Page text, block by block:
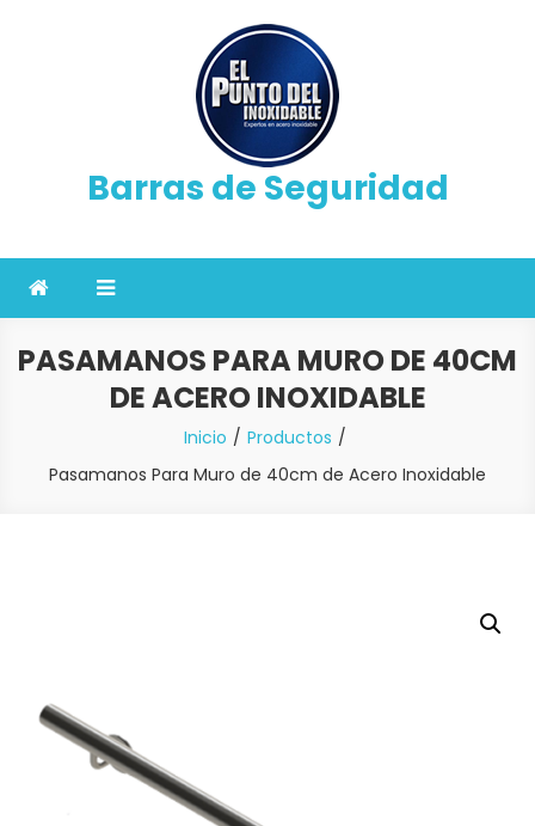
Barras de Seguridad
PASAMANOS PARA MURO DE 40CM
DE ACERO INOXIDABLE
Inicio
Productos
Pasamanos Para Muro de 40cm de Acero Inoxidable